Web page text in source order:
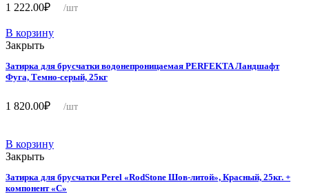
1 222.00₽ /шт
В корзину
Закрыть
Затирка для брусчатки водонепроницаемая PERFEKTA Ландшафт
Фуга, Темно-серый, 25кг
1 820.00₽ /шт
В корзину
Закрыть
Затирка для брусчатки Perel «RodStone Шов-литой», Красный, 25кг. +
компонент «C»